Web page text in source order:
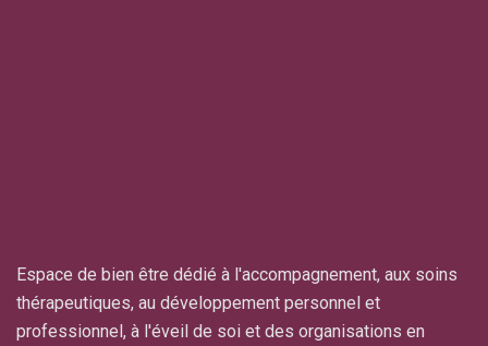
Espace de bien être dédié à l'accompagnement, aux soins
thérapeutiques, au développement personnel et
professionnel, à l'éveil de soi et des organisations en